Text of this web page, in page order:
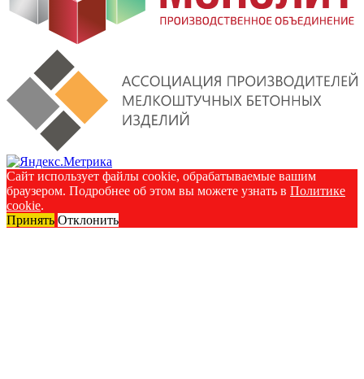
Сайт использует файлы cookie, обрабатываемые вашим
браузером. Подробнее об этом вы можете узнать в Политике
cookie.
Принять Отклонить